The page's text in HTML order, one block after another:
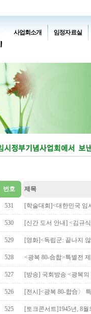
사업회소개 임정자료실
번호 제목
531 [학술대회]<대한민국
530 [신간 도서 안내] <김규
529 [영화]<독립군: 끝나지
528 <광복 80-合합>특별전
527 [방송] 국회방송 <광복
526 [전시]<광복 80-합合〉
525 [토크콘서트]1945년, 8